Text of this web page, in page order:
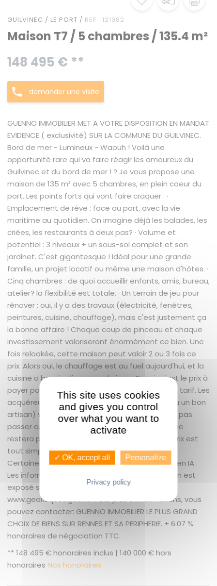
GUILVINEC / LE PORT / REF : 121982
Maison T7 / 5 chambres / 135.4 m²
148 495 € **
demander une visite
GUENNO IMMOBILIER MET A VOTRE DISPOSITION EN MANDAT
EVIDENCE ( exclusivité) SUR LA COMMUNE DU GUILVINEC.
Bord de mer - Lumineux - Waouh ! Voilà une
opportunité rare qui va faire réagir les amoureux du
Guilvinec et du bord de mer ! ? Je vous propose une
maison de 135 m² avec 5 chambres, en plein coeur du
port. Les points forts qui vont faire craquer : ·
Emplacement de rêve : face au port, avec la vie
maritime au quotidien. On imagine déjà les balades, les
criées, les restaurants à deux pas? · Volume et
potentiel : 3 niveaux + un sous-sol complet et son
jardinet. C'est gigantesque ! Idéal pour une grande
famille, un projet locatif ou même une maison d'hôtes. ·
Cinq chambres : de quoi accueillir enfants, amis, bureau,
atelier? la flexibilité est totale. · Un terrain de jeu pour
rénover : oui, il y a des travaux (électricité, fenêtres,
peintures, cuisine, chauffage), mais c'est justement ça
la bonne affaire ! Chaque coup de pinceau et chaque
investissement valoriseront énormément ce bien. Une
fois relookée, cette maison peut valoir 2 ou 3 fois ce
prix. Alors oui, le chauffage est au fuel aujourd'hui, et la
cuisine a besoin d'un coup de jeune? mais c'est le prix à
payer pour décrocher une perle sur le port à ce tarif. Les
acquéreurs avec un peu d'âme de bricoleur (ou un bon
artisan) vont se battre pour ce bien. Ne laissez pas
passer cette pépite. Une visite s'impose ? Elle ne
restera pas longtemps dans sur marché ! Ce prix est
tout simplement imbattable pour le secteur !
Certaines photos sont meublées et décorées en IA .
Les informations sur les risques auxquels ce bien est
exposé sont disponibles sur le site Géorisques :
www.georisques.gouv.fr Pour plus d'informations, vous
pouvez contacter: GUENNO IMMOBILIER LE PLUS GRAND
CHOIX DE BIENS SUR RENNES ET SA PERIPHERIE. + 6.07 %
honoraires de négociation TTC.
** 148 495 € honoraires inclus | 140 000 € hors
honoraires Nos honoraires
This site uses cookies
and gives you control
over what you want to
activate
✓ OK, accept all Personalize
Privacy policy